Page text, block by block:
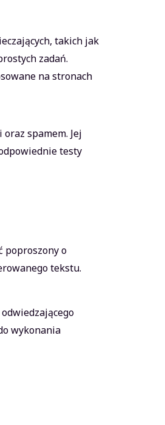
takich jak
zadań.
na stronach
spamem. Jej
testy
poproszony o
tekstu.
wykonania